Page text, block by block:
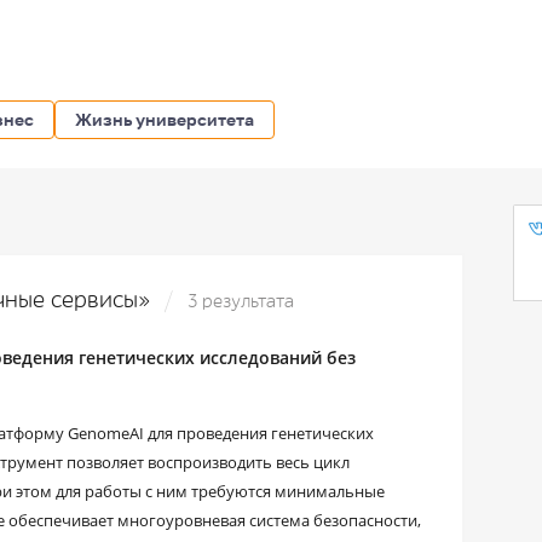
Жизнь университета
сервисы» 3 результата
генетических исследований без
GenomeAI для проведения генетических
позволяет воспроизводить весь цикл
этом для работы с ним требуются минимальные
многоуровневая система безопасности,